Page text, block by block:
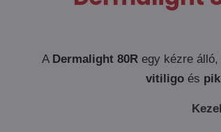
A Dermalight 80Regy kézre álló,
vitiligo és